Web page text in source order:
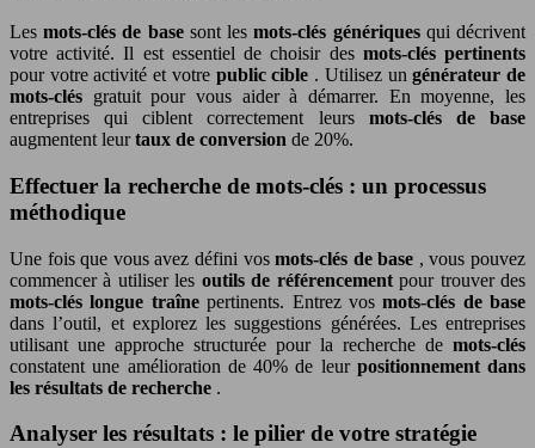
Lesmots-clés de base sont lesmots-clés génériques qui décrivent
votre activité. Il est essentiel de choisir des mots-clés pertinents
pour votre activité et votre public cible . Utilisez ungénérateur de
mots-clés gratuit pour vous aider à démarrer. En moyenne, les
entreprises qui ciblent correctement leurs mots-clés de base
augmentent leurtaux de conversion de 20%.
Effectuer la recherche de mots-clés : un processus
méthodique
Une fois que vous avez défini vosmots-clés de base , vous pouvez
commencer à utiliser les outils de référencementpour trouver des
mots-clés longue traînepertinents. Entrez vosmots-clés de base
dans l’outil, et explorez les suggestions générées. Les entreprises
utilisant une approche structurée pour la recherche de mots-clés
constatent une amélioration de 40% de leur positionnement dans
les résultats de recherche .
Analyser les résultats : le pilier de votre stratégie